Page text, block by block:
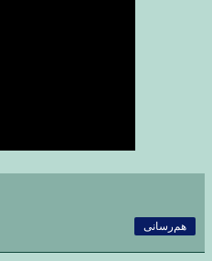
هم‌رسانی